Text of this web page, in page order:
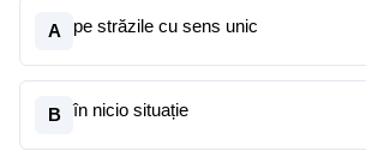
A pe străzile cu sens unic
B în nicio situație